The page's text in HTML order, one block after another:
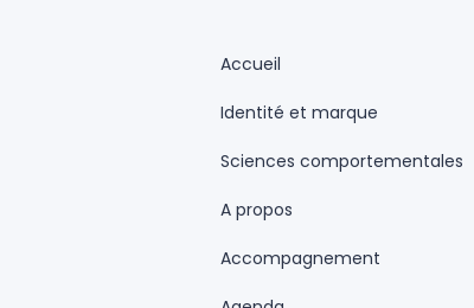
Accueil
Identité et marque
Sciences comportementales
A propos
Accompagnement